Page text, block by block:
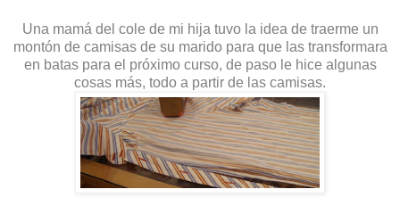
Una mamá del cole de mi hija tuvo la idea de traerme un
montón de camisas de su marido para que las transformara
en batas para el próximo curso, de paso le hice algunas
cosas más, todo a partir de las camisas.